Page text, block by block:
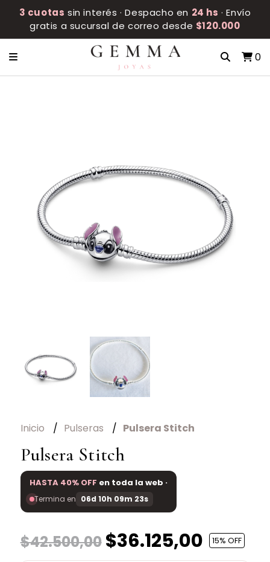
3 cuotas sin interés · Despacho en 24 hs · Envío
gratis a sucursal de correo desde $120.000
0
Inicio Pulseras Pulsera Stitch
Pulsera Stitch
HASTA 40% OFF en toda la web ·
Termina en 06d 10h 09m 23s
$42.500,00$36.125,00 15% OFF